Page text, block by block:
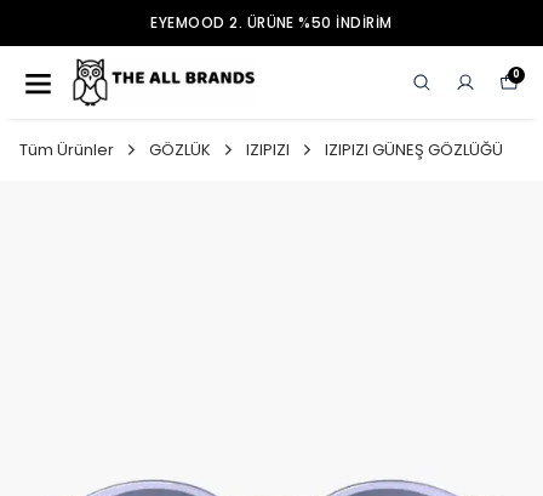
EYEMOOD 2. ÜRÜNE %50 İNDİRİM
0
Tüm Ürünler GÖZLÜK IZIPIZI IZIPIZI GÜNEŞ GÖZLÜĞÜ